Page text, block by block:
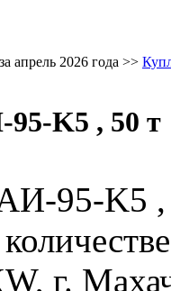
апрель 2026 года >>
K5 , 50 т
95-K5 ,
г.